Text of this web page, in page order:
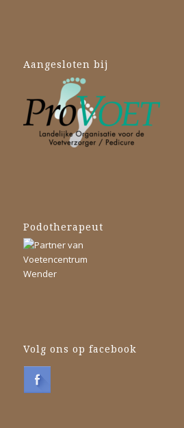
Aangesloten bij
Podotherapeut
Volg ons op facebook